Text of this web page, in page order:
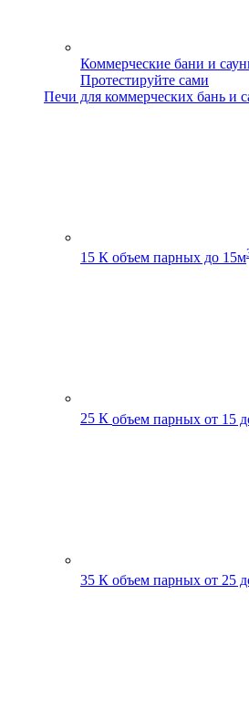
Коммерческие бани и
Протестируйте сами
Печи для коммерческих бань и
15 К объем парных до 15м
25 К объем парных от 15
35 К объем парных от 25